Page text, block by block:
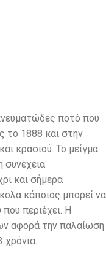
ποτό που
το 1888 και στην
κρασιού. Το μείγμα
συνέχεια
και σήμερα
κάποιος μπορεί να
περιέχει. Η
αφορά την παλαίωση
χρόνια.